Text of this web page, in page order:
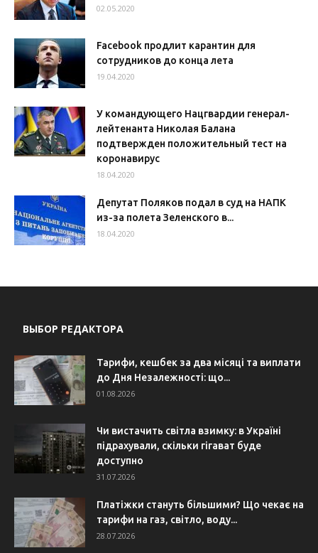
02.05.2020
Facebook продлит карантин для
сотрудников до конца лета
19.04.2020
У командующего Нацгвардии генерал-
лейтенанта Николая Балана
подтвержден положительный тест на
коронавирус
18.04.2020
Депутат Поляков подал в суд на НАПК
из-за полета Зеленского в...
18.04.2020
ВЫБОР РЕДАКТОРА
Тарифи, кешбек за два місяці та виплати
до Дня Незалежності: що...
01.08.2026
Чи вистачить світла взимку: в Україні
підрахували, скільки гігават буде
доступно
31.07.2026
Платіжки стануть більшими? Що чекає на
тарифи на газ, світло, воду...
28.07.2026